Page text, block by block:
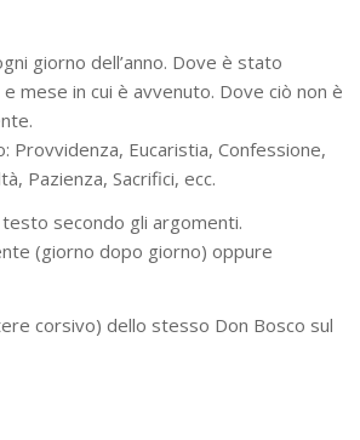
giorno dell’anno. Dove è stato
mese in cui è avvenuto. Dove ciò non è
Provvidenza, Eucaristia, Confessione,
Pazienza, Sacrifici, ecc.
secondo gli argomenti.
(giorno dopo giorno) oppure
corsivo) dello stesso Don Bosco sul